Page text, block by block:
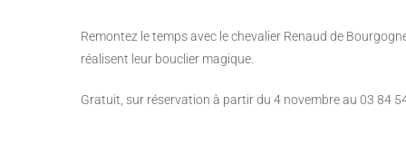
Remontez le temps avec le chevalier Renaud de
réalisent leur bouclier magique.
Gratuit, sur réservation à partir du 4 novembre au 03 84